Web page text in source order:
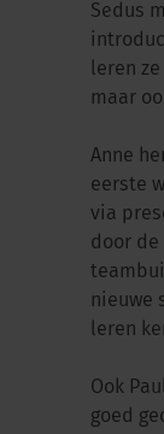
Sedus
leren
maar
Anne
eerste
via
door de
nieuwe
leren
Ook
goed